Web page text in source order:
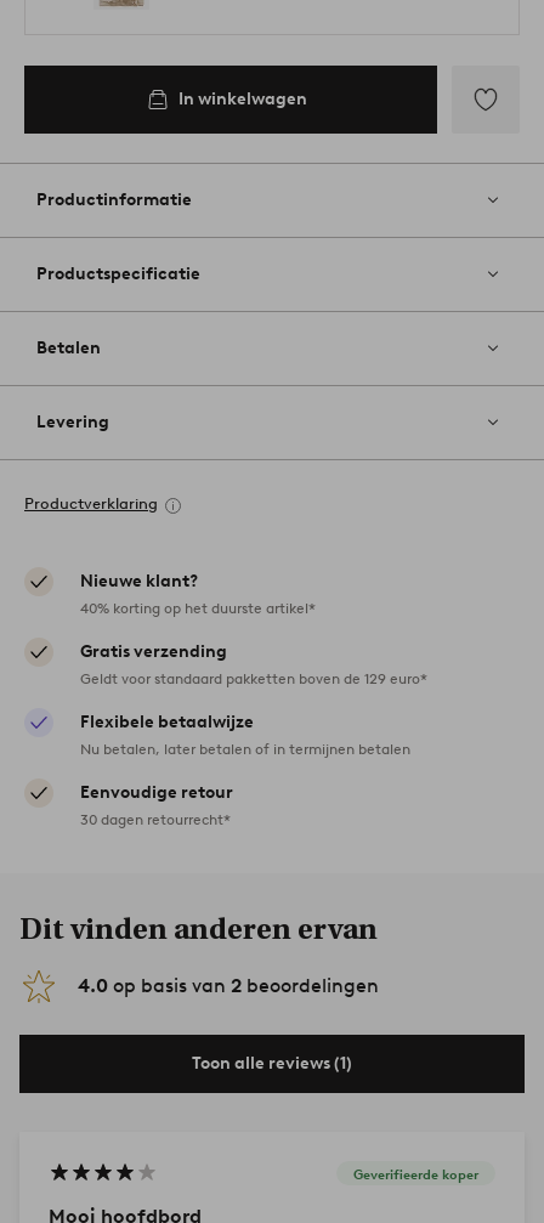
In winkelwagen
aan
Productinformatie
Productspecificatie
Betalen
Levering
Productverklaring
Nieuwe klant?
40% korting op het duurste artikel*
Gratis verzending
Geldt voor standaard pakketten boven de 129 euro*
Flexibele betaalwijze
Nu betalen, later betalen of in termijnen betalen
Eenvoudige retour
30 dagen retourrecht*
Dit vinden anderen ervan
4.0 op basis van 2 beoordelingen
Toon alle reviews (1)
Geverifieerde koper
Mooi hoofdbord